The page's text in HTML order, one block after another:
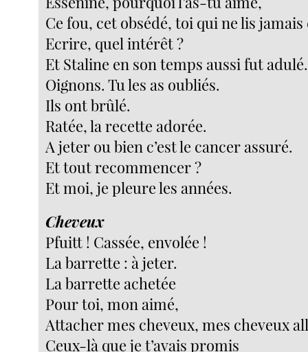
Ce fou, cet obsédé, toi qui ne lis jamais
Ecrire, quel intérêt ?
Et Staline en son temps aussi fut adulé.
Oignons. Tu les as oubliés.
Ils ont brûlé.
Ratée, la recette adorée.
A jeter ou bien c’est le cancer assuré.
Et tout recommencer ?
Et moi, je pleure les années.
Cheveux
Pfuitt ! Cassée, envolée !
La barrette : à jeter.
La barrette achetée
Pour toi, mon aimé,
Attacher mes cheveux, mes cheveux
Ceux-là que je t’avais promis